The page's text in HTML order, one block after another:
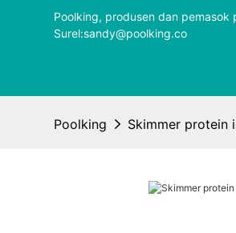
Poolking, produsen dan
Surel:sandy@poolking.co
Poolking Skimmer protein